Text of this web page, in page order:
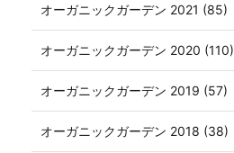
オーガニックガーデン 2021 (85)
オーガニックガーデン 2020 (110)
オーガニックガーデン 2019 (57)
オーガニックガーデン 2018 (38)